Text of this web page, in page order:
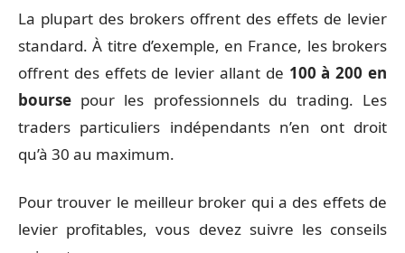
La plupart des brokers offrent des effets de levier
standard. À titre d’exemple, en France, les brokers
offrent des effets de levier allant de 100 à 200 en
bourse pour les professionnels du trading. Les
traders particuliers indépendants n’en ont droit
qu’à 30 au maximum.
Pour trouver le meilleur broker qui a des effets de
levier profitables, vous devez suivre les conseils